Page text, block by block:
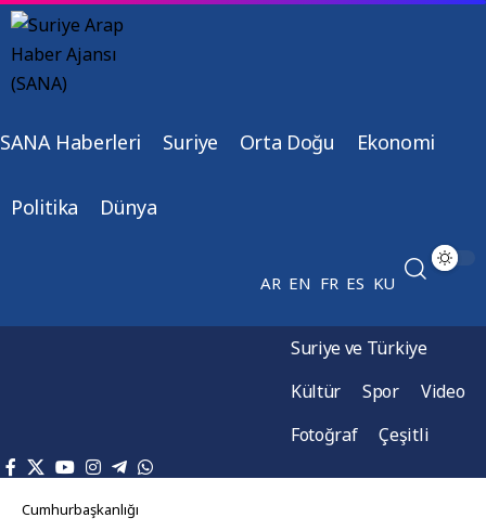
SANA Haberleri Suriye Orta Doğu Ekonomi
Politika Dünya
AR EN FR ES KU
Suriye ve Türkiye
Kültür
Spor
Video
Fotoğraf
Çeşitli
Cumhurbaşkanlığı